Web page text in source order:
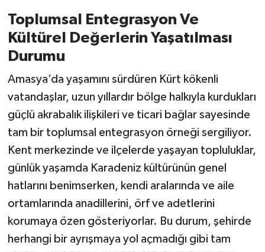
Toplumsal Entegrasyon Ve
Kültürel Değerlerin Yaşatılması
Durumu
Amasya’da yaşamını sürdüren Kürt kökenli
vatandaşlar, uzun yıllardır bölge halkıyla kurdukları
güçlü akrabalık ilişkileri ve ticari bağlar sayesinde
tam bir toplumsal entegrasyon örneği sergiliyor.
Kent merkezinde ve ilçelerde yaşayan topluluklar,
günlük yaşamda Karadeniz kültürünün genel
hatlarını benimserken, kendi aralarında ve aile
ortamlarında anadillerini, örf ve adetlerini
korumaya özen gösteriyorlar. Bu durum, şehirde
herhangi bir ayrışmaya yol açmadığı gibi tam